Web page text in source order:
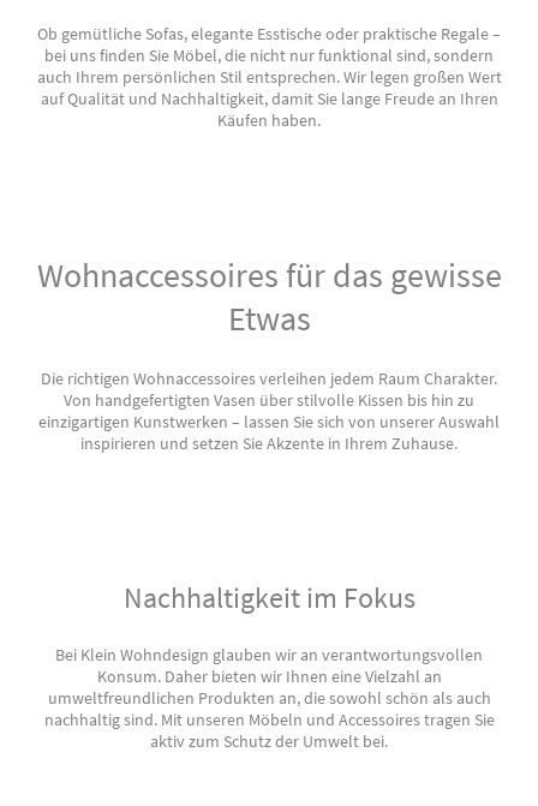
Ob gemütliche Sofas, elegante Esstische oder praktische Regale –
bei uns finden Sie Möbel, die nicht nur funktional sind, sondern
auch Ihrem persönlichen Stil entsprechen. Wir legen großen Wert
auf Qualität und Nachhaltigkeit, damit Sie lange Freude an Ihren
Käufen haben.
Wohnaccessoires für das gewisse
Etwas
Die richtigen Wohnaccessoires verleihen jedem Raum Charakter.
Von handgefertigten Vasen über stilvolle Kissen bis hin zu
einzigartigen Kunstwerken – lassen Sie sich von unserer Auswahl
inspirieren und setzen Sie Akzente in Ihrem Zuhause.
Nachhaltigkeit im Fokus
Bei Klein Wohndesign glauben wir an verantwortungsvollen
Konsum. Daher bieten wir Ihnen eine Vielzahl an
umweltfreundlichen Produkten an, die sowohl schön als auch
nachhaltig sind. Mit unseren Möbeln und Accessoires tragen Sie
aktiv zum Schutz der Umwelt bei.